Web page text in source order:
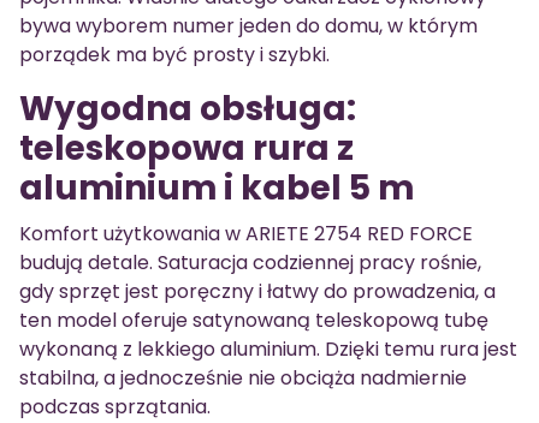
bywa wyborem numer jeden do domu, w którym
porządek ma być prosty i szybki.
Wygodna obsługa:
teleskopowa rura z
aluminium i kabel 5 m
Komfort użytkowania w ARIETE 2754 RED FORCE
budują detale. Saturacja codziennej pracy rośnie,
gdy sprzęt jest poręczny i łatwy do prowadzenia, a
ten model oferuje satynowaną teleskopową tubę
wykonaną z lekkiego aluminium. Dzięki temu rura jest
stabilna, a jednocześnie nie obciąża nadmiernie
podczas sprzątania.